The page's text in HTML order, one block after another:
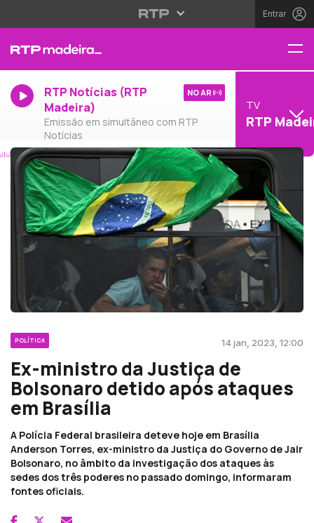
Entrar
RTP Notícias (RTP
Madeira)
Emissão em simultâneo com RTP
Notícias
NO AR
TV
RTP
POLÍTICA 14 jan, 2023, 12:00
Ex-ministro da Justiça de
Bolsonaro detido após ataques
em Brasília
A Polícia Federal brasileira deteve hoje em Brasília
Anderson Torres, ex-ministro da Justiça do Governo de Jair
Bolsonaro, no âmbito da investigação dos ataques às
sedes dos três poderes no passado domingo, informaram
fontes oficiais.